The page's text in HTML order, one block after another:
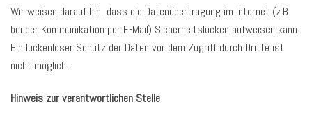
Wir weisen darauf hin, dass die Datenübertragung im Internet (z.B.
bei der Kommunikation per E-Mail) Sicherheitslücken aufweisen kann.
Ein lückenloser Schutz der Daten vor dem Zugriff durch Dritte ist
nicht möglich.
Hinweis zur verantwortlichen Stelle